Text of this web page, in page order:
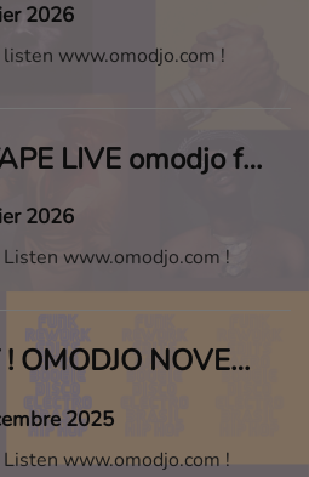
2026
listen www.omodjo.com !
MIXTAPE LIVE omodjo funk #5
2026
Listen www.omodjo.com !
PLAY ! OMODJO NOVEMBRE 2025
2025
Listen www.omodjo.com !